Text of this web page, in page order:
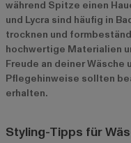
während Spitze einen
und Lycra sind häufig in
trocknen und
hochwertige Materialien
Freude an deiner Wäsche
Pflegehinweise sollten
erhalten.
Styling-Tipps für